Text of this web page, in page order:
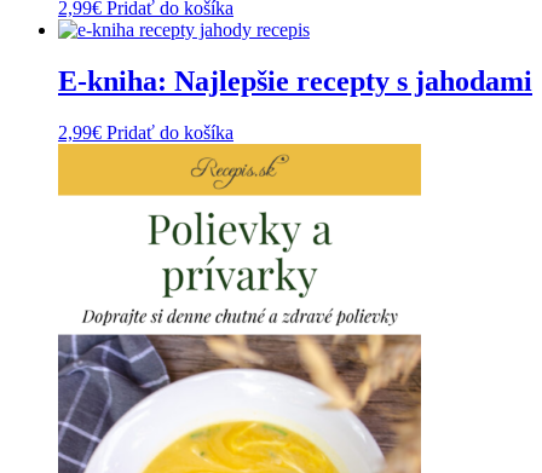
2,99€ Pridať do košíka
E-kniha: Najlepšie recepty s jahodami
2,99€ Pridať do košíka